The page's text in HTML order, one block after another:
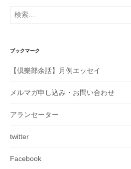
り
検
索:
ブックマーク
【倶樂部余話】月例エッセイ
メルマガ申し込み・お問い合わせ
アランセーター
twitter
Facebook